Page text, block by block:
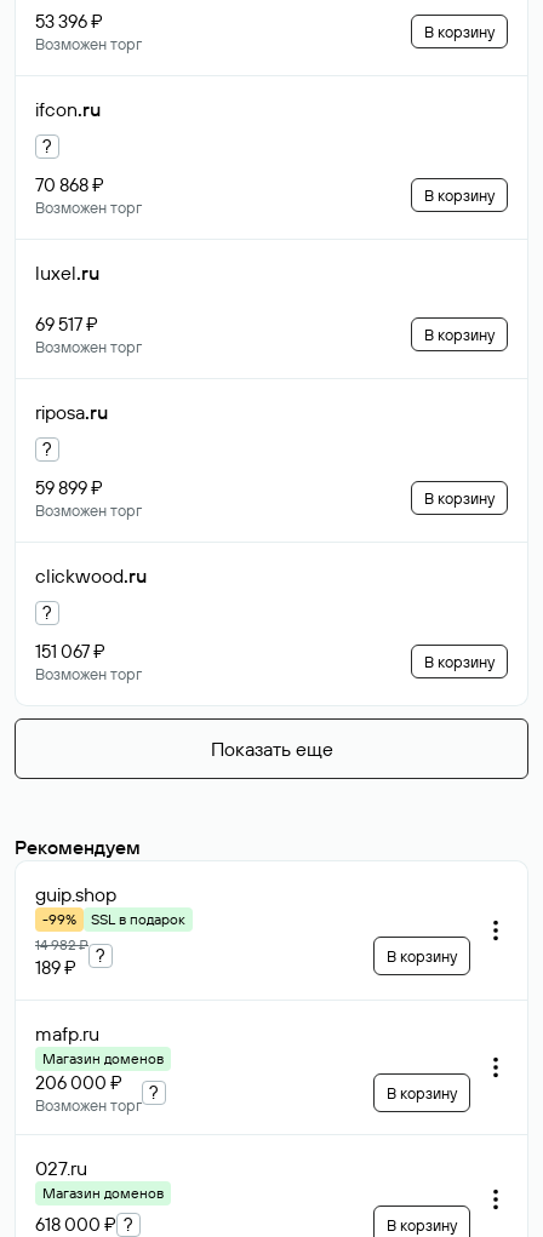
53 396 ₽
Возможен торг
В корзину
ifcon.ru
?
70 868 ₽
Возможен торг
В корзину
luxel.ru
69 517 ₽
Возможен торг
В корзину
riposa.ru
?
59 899 ₽
Возможен торг
В корзину
clickwood.ru
?
151 067 ₽
Возможен торг
В корзину
Показать еще
Рекомендуем
guip.shop
-99%
SSL в подарок
14 982 ₽
189 ₽
? В корзину
mafp.ru
Магазин доменов
206 000 ₽
Возможен торг
? В корзину
027.ru
Магазин доменов
618 000 ₽ ? В корзину